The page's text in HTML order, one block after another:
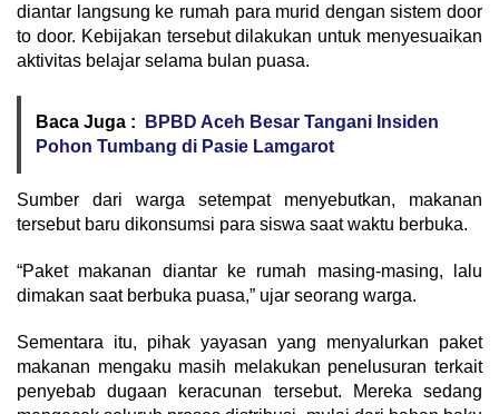
diantar langsung ke rumah para murid dengan sistem door
to door. Kebijakan tersebut dilakukan untuk menyesuaikan
aktivitas belajar selama bulan puasa.
Baca Juga :
BPBD Aceh Besar Tangani Insiden
Pohon Tumbang di Pasie Lamgarot
Sumber dari warga setempat menyebutkan, makanan
tersebut baru dikonsumsi para siswa saat waktu berbuka.
“Paket makanan diantar ke rumah masing-masing, lalu
dimakan saat berbuka puasa,” ujar seorang warga.
Sementara itu, pihak yayasan yang menyalurkan paket
makanan mengaku masih melakukan penelusuran terkait
penyebab dugaan keracunan tersebut. Mereka sedang